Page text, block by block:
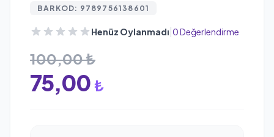
BARKOD: 9789756138601
Henüz Oylanmadı 0 Değerlendirme
100,00 ₺
75,00 ₺